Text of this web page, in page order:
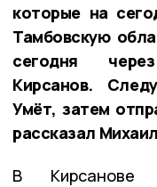
которые на
Тамбовскую
сегодня
Кирсанов.
Умёт, затем
рассказал
В Кирсанове